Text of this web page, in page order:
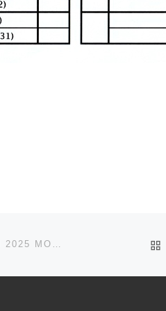
QUALIFICATIF RÉGIONAL SIMPLES TD 17 ET 18 MAI 2025 MONTAUBAN